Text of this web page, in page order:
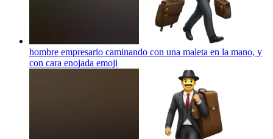
hombre empresario caminando con una maleta en la mano, y
con cara enojada emoji